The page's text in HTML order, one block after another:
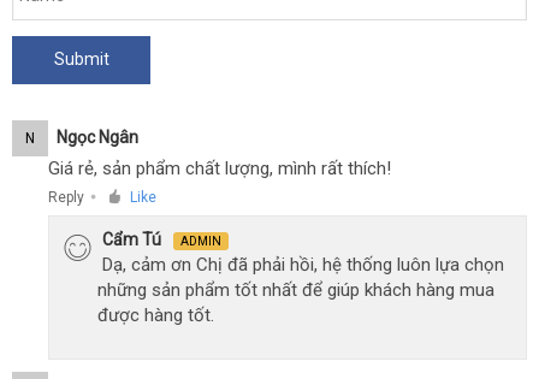
N Ngọc Ngân
Giá rẻ, sản phẩm chất lượng, mình rất thích!
Reply ● Like
Cẩm Tú ADMIN
Dạ, cảm ơn Chị đã phải hồi, hệ thống luôn lựa chọn
những sản phẩm tốt nhất để giúp khách hàng mua
được hàng tốt.